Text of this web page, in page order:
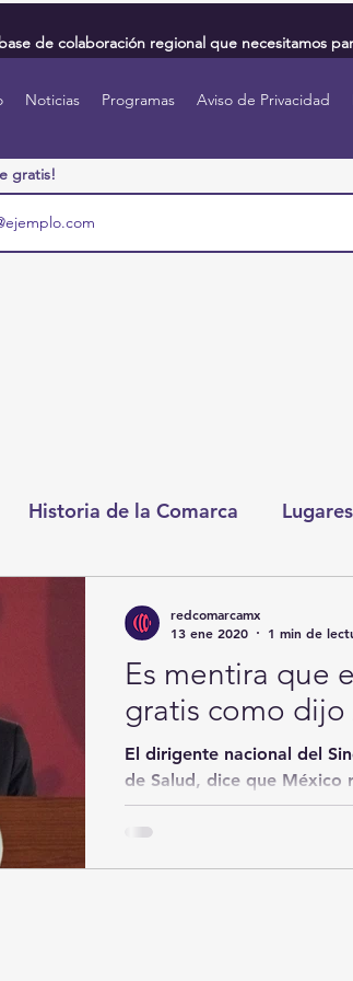
de colaboración regional que necesitamos
Noticias Programas Aviso de Privacidad
gratis!
Historia de la Comarca Lugares
Nacionales
Gómez Palacio Comics
Es mentira que
gratis como dijo
El dirigente nacional del
de Salud, dice que México
de...
redcomarcamx
13 ene 2020
1 min de